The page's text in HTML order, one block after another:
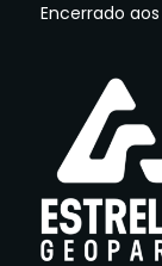
Encerrado